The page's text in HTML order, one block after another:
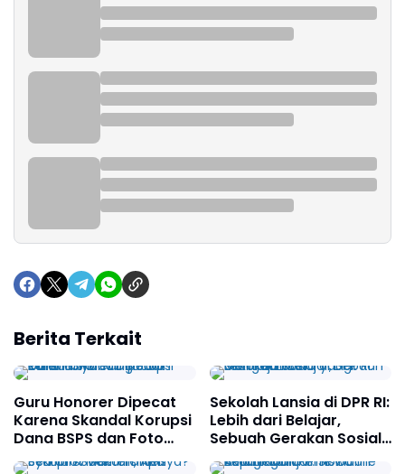
Berita Terkait
Guru Honorer Dipecat
Karena Skandal Korupsi
Dana BSPS dan Foto
Rumahnya Yang Salah
Sekolah Lansia di DPR RI:
Lebih dari Belajar,
Sebuah Gerakan Sosial
yang Mengejutkan